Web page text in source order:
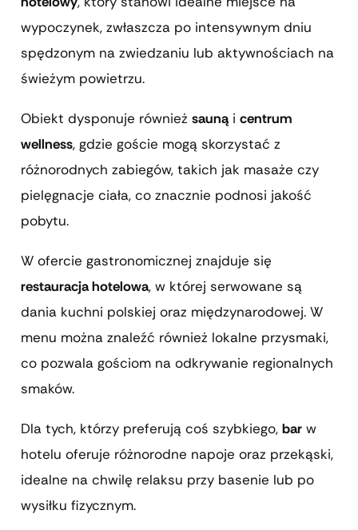
wypoczynek, zwłaszcza po intensywnym dniu
spędzonym na zwiedzaniu lub aktywnościach na
świeżym powietrzu.
Obiekt dysponuje równieżsaunąicentrum
wellness, gdzie goście mogą skorzystać z
różnorodnych zabiegów, takich jak masaże czy
pielęgnacje ciała, co znacznie podnosi jakość
pobytu.
W ofercie gastronomicznej znajduje się
restauracja hotelowa, w której serwowane są
dania kuchni polskiej oraz międzynarodowej. W
menu można znaleźć również lokalne przysmaki,
co pozwala gościom na odkrywanie regionalnych
smaków.
Dla tych, którzy preferują coś szybkiego,bar w
hotelu oferuje różnorodne napoje oraz przekąski,
idealne na chwilę relaksu przy basenie lub po
wysiłku fizycznym.